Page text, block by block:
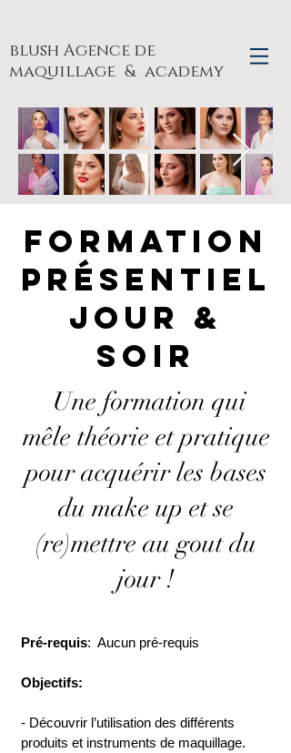
blush Agence de
maquillage & academy
Formation
présentiel
Jour &
soir
Une formation qui
mêle théorie et pratique
pour acquérir les bases
du make up et se
(re)mettre au gout du
jour !
Pré-requis: Aucun pré-requis
Objectifs:
- Découvrir l’utilisation des différents
produits et instruments de maquillage.